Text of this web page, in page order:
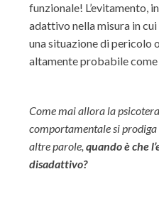
funzionale! L’evitamento,
adattivo nella misura in
una situazione di pericolo
altamente probabile
Come mai allora la
comportamentale si
altre parole, quando è che
disadattivo?